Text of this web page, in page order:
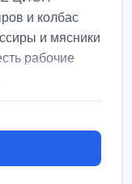
и колбас
и мясники
рабочие